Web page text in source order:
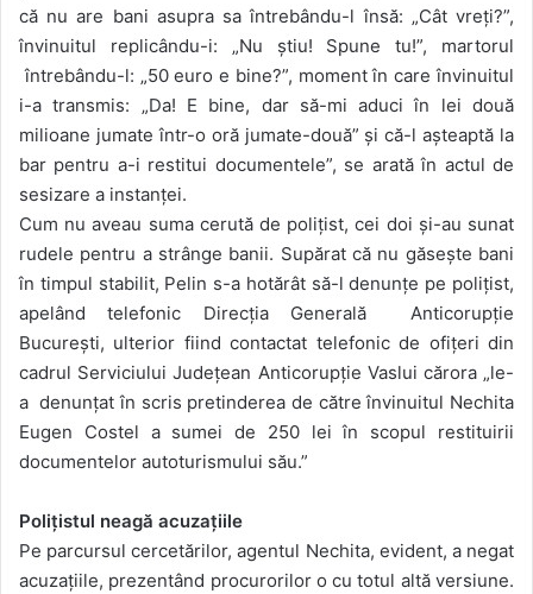
că nu are bani asupra sa întrebându-l însă: „Cât vreți?”,
învinuitul replicându-i: „Nu știu! Spune tu!”, martorul
întrebându-l: „50 euro e bine?”, moment în care învinuitul
i-a transmis: „Da! E bine, dar să-mi aduci în lei două
milioane jumate într-o oră jumate-două” și că-l așteaptă la
bar pentru a-i restitui documentele”, se arată în actul de
sesizare a instanței.
Cum nu aveau suma cerută de polițist, cei doi și-au sunat
rudele pentru a strânge banii. Supărat că nu găsește bani
în timpul stabilit, Pelin s-a hotărât să-l denunțe pe polițist,
apelând telefonic Direcția Generală Anticorupție
București, ulterior fiind contactat telefonic de ofițeri din
cadrul Serviciului Județean Anticorupție Vaslui cărora „le-
a denunțat în scris pretinderea de către învinuitul Nechita
Eugen Costel a sumei de 250 lei în scopul restituirii
documentelor autoturismului său.”
Polițistul neagă acuzațiile
Pe parcursul cercetărilor, agentul Nechita, evident, a negat
acuzațiile, prezentând procurorilor o cu totul altă versiune.